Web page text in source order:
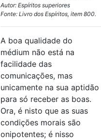
Autor: Espíritos superiores
Fonte: Livro dos Espíritos, item 800.
A boa qualidade do
médium não está na
facilidade das
comunicações, mas
unicamente na sua aptidão
para só receber as boas.
Ora, é nisto que as suas
condições morais são
onipotentes; é nisso